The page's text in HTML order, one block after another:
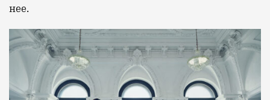
нее.